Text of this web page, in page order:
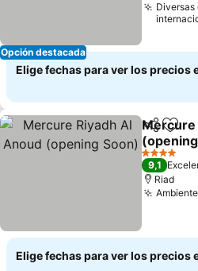
Opción destacada
Diversas
Elige fechas para ver los precios
Compartir
Mercure
Ver
4 Estrellas
9,1
Riad
Elige fechas para ver los precios